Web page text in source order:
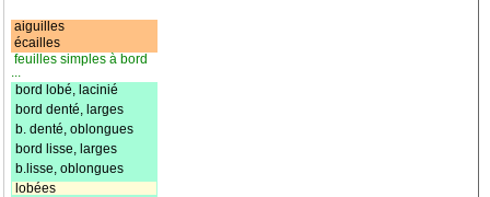
aiguilles
écailles
feuilles simples à bord
...
bord lobé, lacinié
bord denté, larges
b. denté, oblongues
bord lisse, larges
b.lisse, oblongues
lobées